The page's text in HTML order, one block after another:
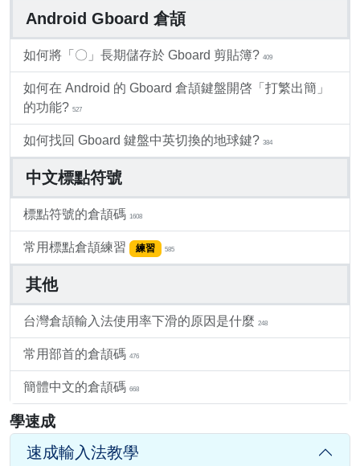
Android Gboard 倉頡
如何將「〇」長期儲存於 Gboard 剪貼簿? 409
如何在 Android 的 Gboard 倉頡鍵盤開啓「打繁出簡」
的功能? 527
如何找回 Gboard 鍵盤中英切換的地球鍵? 384
中文標點符號
標點符號的倉頡碼 1608
常用標點倉頡練習 練習 585
其他
台灣倉頡輸入法使用率下滑的原因是什麼 248
常用部首的倉頡碼 476
簡體中文的倉頡碼 668
學速成
速成輸入法教學